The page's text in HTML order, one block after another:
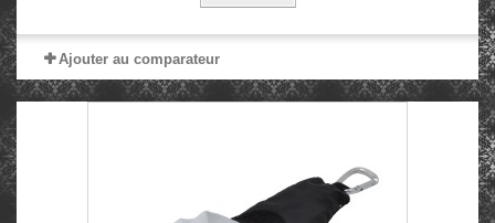
Ajouter au comparateur